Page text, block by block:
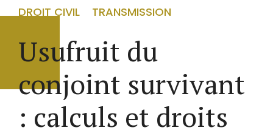
DROIT CIVIL TRANSMISSION
Usufruit du
conjoint survivant
: calculs et droits